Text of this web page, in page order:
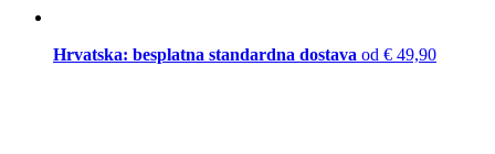
Hrvatska: besplatna standardna dostava od € 49,90